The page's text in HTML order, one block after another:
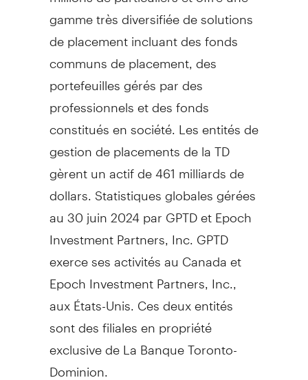
gamme très diversifiée de solutions
de placement incluant des fonds
communs de placement, des
portefeuilles gérés par des
professionnels et des fonds
constitués en société. Les entités de
gestion de placements de la TD
gèrent un actif de 461 milliards de
dollars. Statistiques globales gérées
au 30 juin 2024 par GPTD et Epoch
Investment Partners, Inc. GPTD
exerce ses activités au Canadaet
Epoch Investment Partners, Inc.,
aux États-Unis. Ces deux entités
sont des filiales en propriété
exclusive de La Banque Toronto-
Dominion.